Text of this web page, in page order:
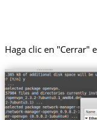
Haga clic en "Cerrar"